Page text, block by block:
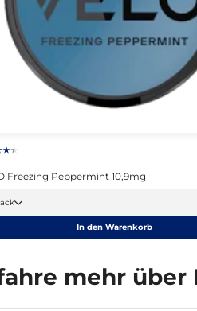
Freezing Peppermint 10,9mg
In den Warenkorb
mehr über